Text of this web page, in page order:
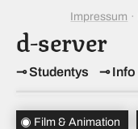
d-server
Studentys Info
Impressum
Topics(4)
Film & Animation